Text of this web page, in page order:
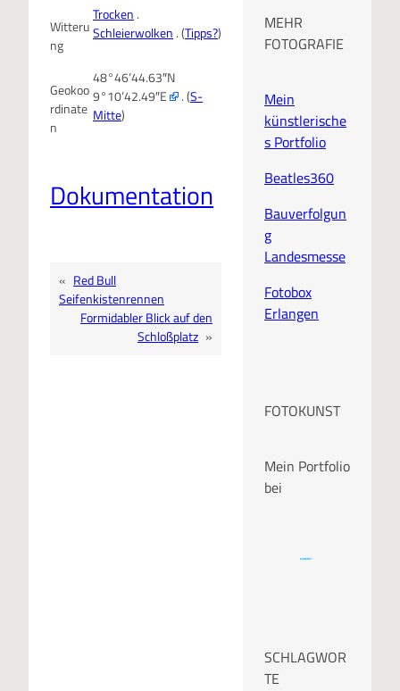
Witteru
ng
Trocken .
Schleierwolken . (Tipps?)
Geokoo
rdinate
n
48°46’44.63″N
9°10’42.49″E
. (S-
Mitte)
Dokumentation
« Red Bull
Seifenkistenrennen
Formidabler Blick auf den
Schloßplatz »
MEHR
FOTOGRAFIE
Mein
künstlerische
s Portfolio
Beatles360
Bauverfolgun
g
Landesmesse
Fotobox
Erlangen
FOTOKUNST
Mein Portfolio
bei
SCHLAGWOR
TE